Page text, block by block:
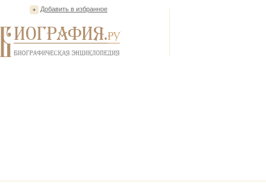
Добавить в избранное